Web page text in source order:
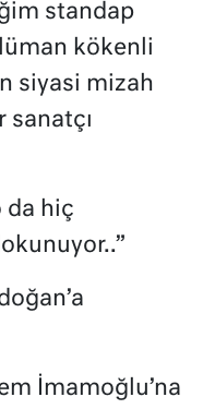
standap
kökenli
siyasi mizah
sanatçı
da hiç
İmamoğlu’na